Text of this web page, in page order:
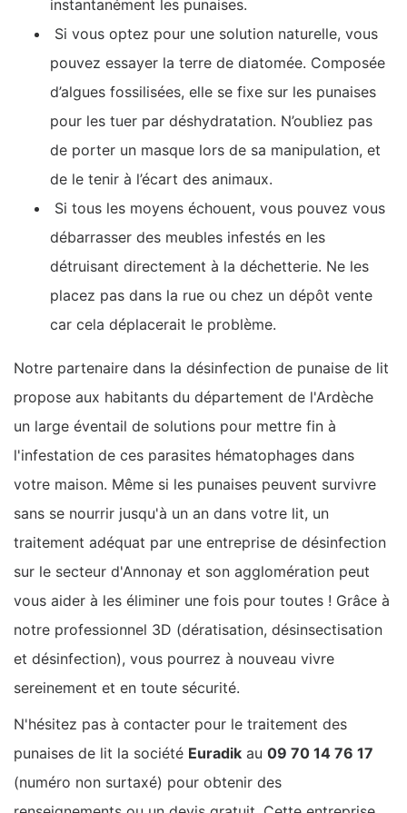
instantanément les punaises.
Si vous optez pour une solution naturelle, vous
pouvez essayer la terre de diatomée. Composée
d’algues fossilisées, elle se fixe sur les punaises
pour les tuer par déshydratation. N’oubliez pas
de porter un masque lors de sa manipulation, et
de le tenir à l’écart des animaux.
Si tous les moyens échouent, vous pouvez vous
débarrasser des meubles infestés en les
détruisant directement à la déchetterie. Ne les
placez pas dans la rue ou chez un dépôt vente
car cela déplacerait le problème.
Notre partenaire dans la désinfection de punaise de lit
propose aux habitants du département de l'Ardèche
un large éventail de solutions pour mettre fin à
l'infestation de ces parasites hématophages dans
votre maison. Même si les punaises peuvent survivre
sans se nourrir jusqu'à un an dans votre lit, un
traitement adéquat par une entreprise de désinfection
sur le secteur d'Annonay et son agglomération peut
vous aider à les éliminer une fois pour toutes ! Grâce à
notre professionnel 3D (dératisation, désinsectisation
et désinfection), vous pourrez à nouveau vivre
sereinement et en toute sécurité.
N'hésitez pas à contacter pour le traitement des
punaises de lit la société Euradik au 09 70 14 76 17
(numéro non surtaxé) pour obtenir des